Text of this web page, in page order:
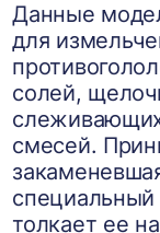
Данные
для
солей,
смесей.
специальный
толкает ее